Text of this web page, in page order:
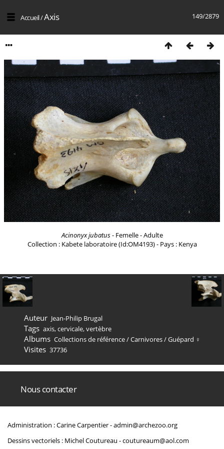
149/2879
Accueil/Axis
Acinonyx jubatus- Femelle - Adulte
Collection : Kabete laboratoire (Id:OM4193) - Pays : Kenya
Auteur Jean-Philip Brugal
Tags axis,cervicale,vertèbre
Albums Collections de référence/Carnivores/Guépard ♀
Visites 37736
Nous contacter
Administration : Carine Carpentier -admin@archezoo.org
Dessins vectoriels : Michel Coutureau -coutureaum@aol.com